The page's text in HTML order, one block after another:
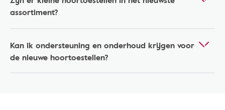
assortiment?
Kan ik ondersteuning en onderhoud krijgen voor
de nieuwe hoortoestellen?